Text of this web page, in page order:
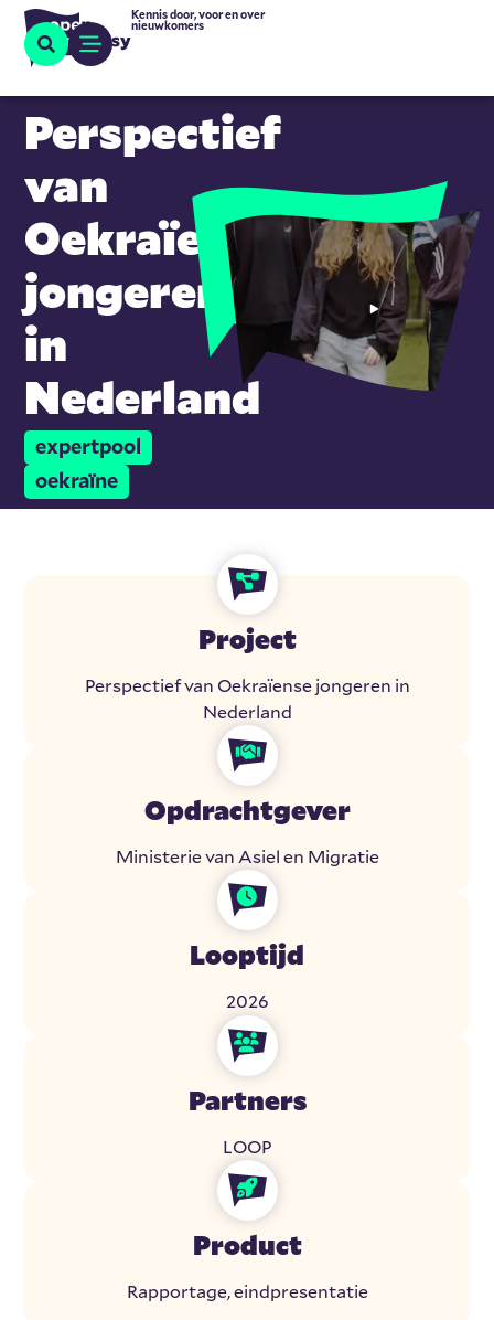
Kennis door, voor en over
nieuwkomers
Perspectief
van
Oekraïense
jongeren
in
Nederland
expertpool
oekraïne
Project
Perspectief van Oekraïense jongeren in
Nederland
Opdrachtgever
Ministerie van Asiel en Migratie
Looptijd
2026
Partners
LOOP
Product
Rapportage, eindpresentatie